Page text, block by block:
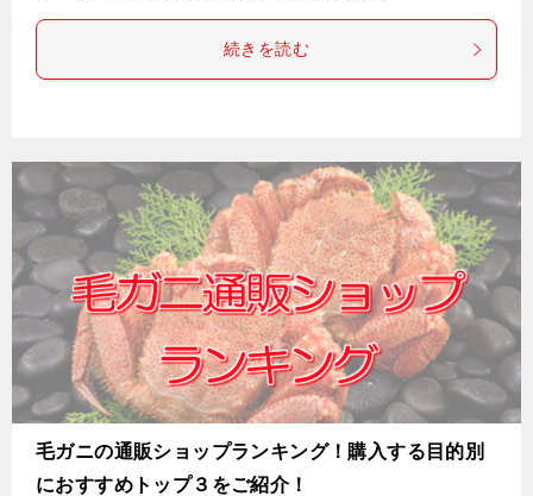
続きを読む
毛ガニの通販ショップランキング！購入する目的別
におすすめトップ３をご紹介！